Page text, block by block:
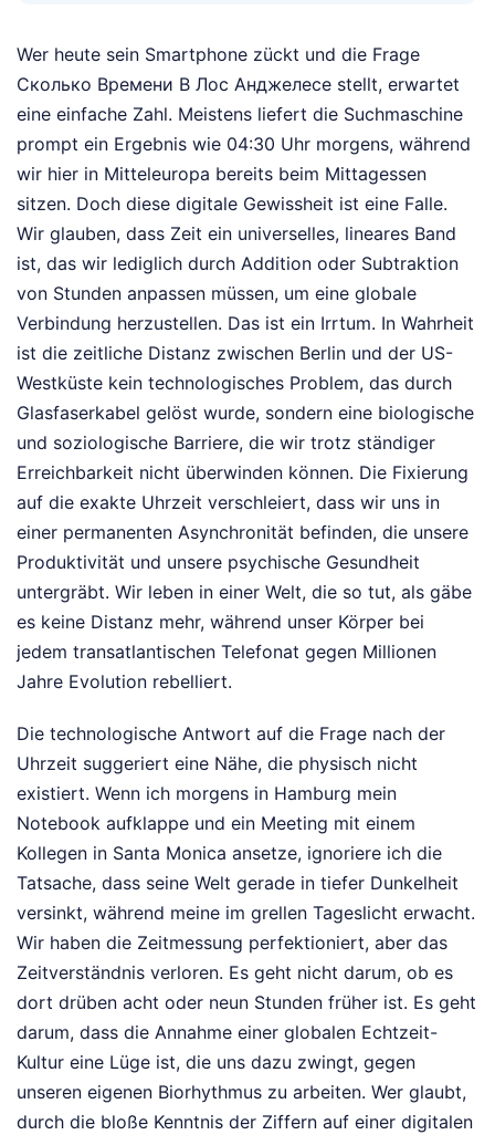
Wer heute sein Smartphone zückt und die Frage
Сколько Времени В Лос Анджелесе stellt, erwartet
eine einfache Zahl. Meistens liefert die Suchmaschine
prompt ein Ergebnis wie 04:30 Uhr morgens, während
wir hier in Mitteleuropa bereits beim Mittagessen
sitzen. Doch diese digitale Gewissheit ist eine Falle.
Wir glauben, dass Zeit ein universelles, lineares Band
ist, das wir lediglich durch Addition oder Subtraktion
von Stunden anpassen müssen, um eine globale
Verbindung herzustellen. Das ist ein Irrtum. In Wahrheit
ist die zeitliche Distanz zwischen Berlin und der US-
Westküste kein technologisches Problem, das durch
Glasfaserkabel gelöst wurde, sondern eine biologische
und soziologische Barriere, die wir trotz ständiger
Erreichbarkeit nicht überwinden können. Die Fixierung
auf die exakte Uhrzeit verschleiert, dass wir uns in
einer permanenten Asynchronität befinden, die unsere
Produktivität und unsere psychische Gesundheit
untergräbt. Wir leben in einer Welt, die so tut, als gäbe
es keine Distanz mehr, während unser Körper bei
jedem transatlantischen Telefonat gegen Millionen
Jahre Evolution rebelliert.
Die technologische Antwort auf die Frage nach der
Uhrzeit suggeriert eine Nähe, die physisch nicht
existiert. Wenn ich morgens in Hamburg mein
Notebook aufklappe und ein Meeting mit einem
Kollegen in Santa Monica ansetze, ignoriere ich die
Tatsache, dass seine Welt gerade in tiefer Dunkelheit
versinkt, während meine im grellen Tageslicht erwacht.
Wir haben die Zeitmessung perfektioniert, aber das
Zeitverständnis verloren. Es geht nicht darum, ob es
dort drüben acht oder neun Stunden früher ist. Es geht
darum, dass die Annahme einer globalen Echtzeit-
Kultur eine Lüge ist, die uns dazu zwingt, gegen
unseren eigenen Biorhythmus zu arbeiten. Wer glaubt,
durch die bloße Kenntnis der Ziffern auf einer digitalen